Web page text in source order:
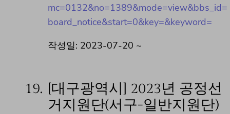
mc=0132&no=1389&mode=view&bbs_id=
board_notice&start=0&key=&keyword=
작성일: 2023-07-20 ~
19. [대구광역시] 2023년 공정선
거지원단(서구-일반지원단)